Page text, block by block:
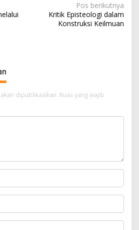
Pos berikutnya
Kritik Episteologi dalam
Konstruksi Keilmuan
dipublikasikan. Ruas yang wajib